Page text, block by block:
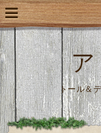
ア
トール＆